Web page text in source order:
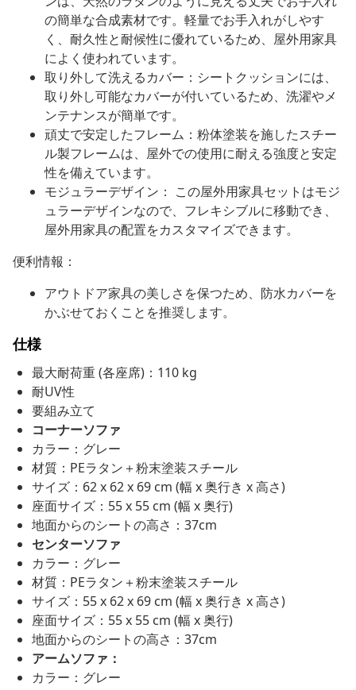
の簡単な合成素材です。軽量でお手入れがしやす
く、耐久性と耐候性に優れているため、屋外用家具
によく使われています。
取り外して洗えるカバー：シートクッションには、
取り外し可能なカバーが付いているため、洗濯やメ
ンテナンスが簡単です。
頑丈で安定したフレーム：粉体塗装を施したスチー
ル製フレームは、屋外での使用に耐える強度と安定
性を備えています。
モジュラーデザイン： この屋外用家具セットはモジ
ュラーデザインなので、フレキシブルに移動でき、
屋外用家具の配置をカスタマイズできます。
便利情報：
アウトドア家具の美しさを保つため、防水カバーを
かぶせておくことを推奨します。
仕様
最大耐荷重 (各座席)：110 kg
耐UV性
要組み立て
コーナーソファ
カラー：グレー
材質：PEラタン＋粉末塗装スチール
サイズ：62 x 62 x 69 cm (幅 x 奥行き x 高さ)
座面サイズ：55 x 55 cm (幅 x 奥行)
地面からのシートの高さ：37cm
センターソファ
カラー：グレー
材質：PEラタン＋粉末塗装スチール
サイズ：55 x 62 x 69 cm (幅 x 奥行き x 高さ)
座面サイズ：55 x 55 cm (幅 x 奥行)
地面からのシートの高さ：37cm
アームソファ：
カラー：グレー